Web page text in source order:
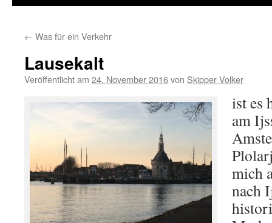
← Was für ein Verkehr
Lausekalt
Veröffentlicht am 24. November 2016von Skipper Volker
ist es
am
mich
nach